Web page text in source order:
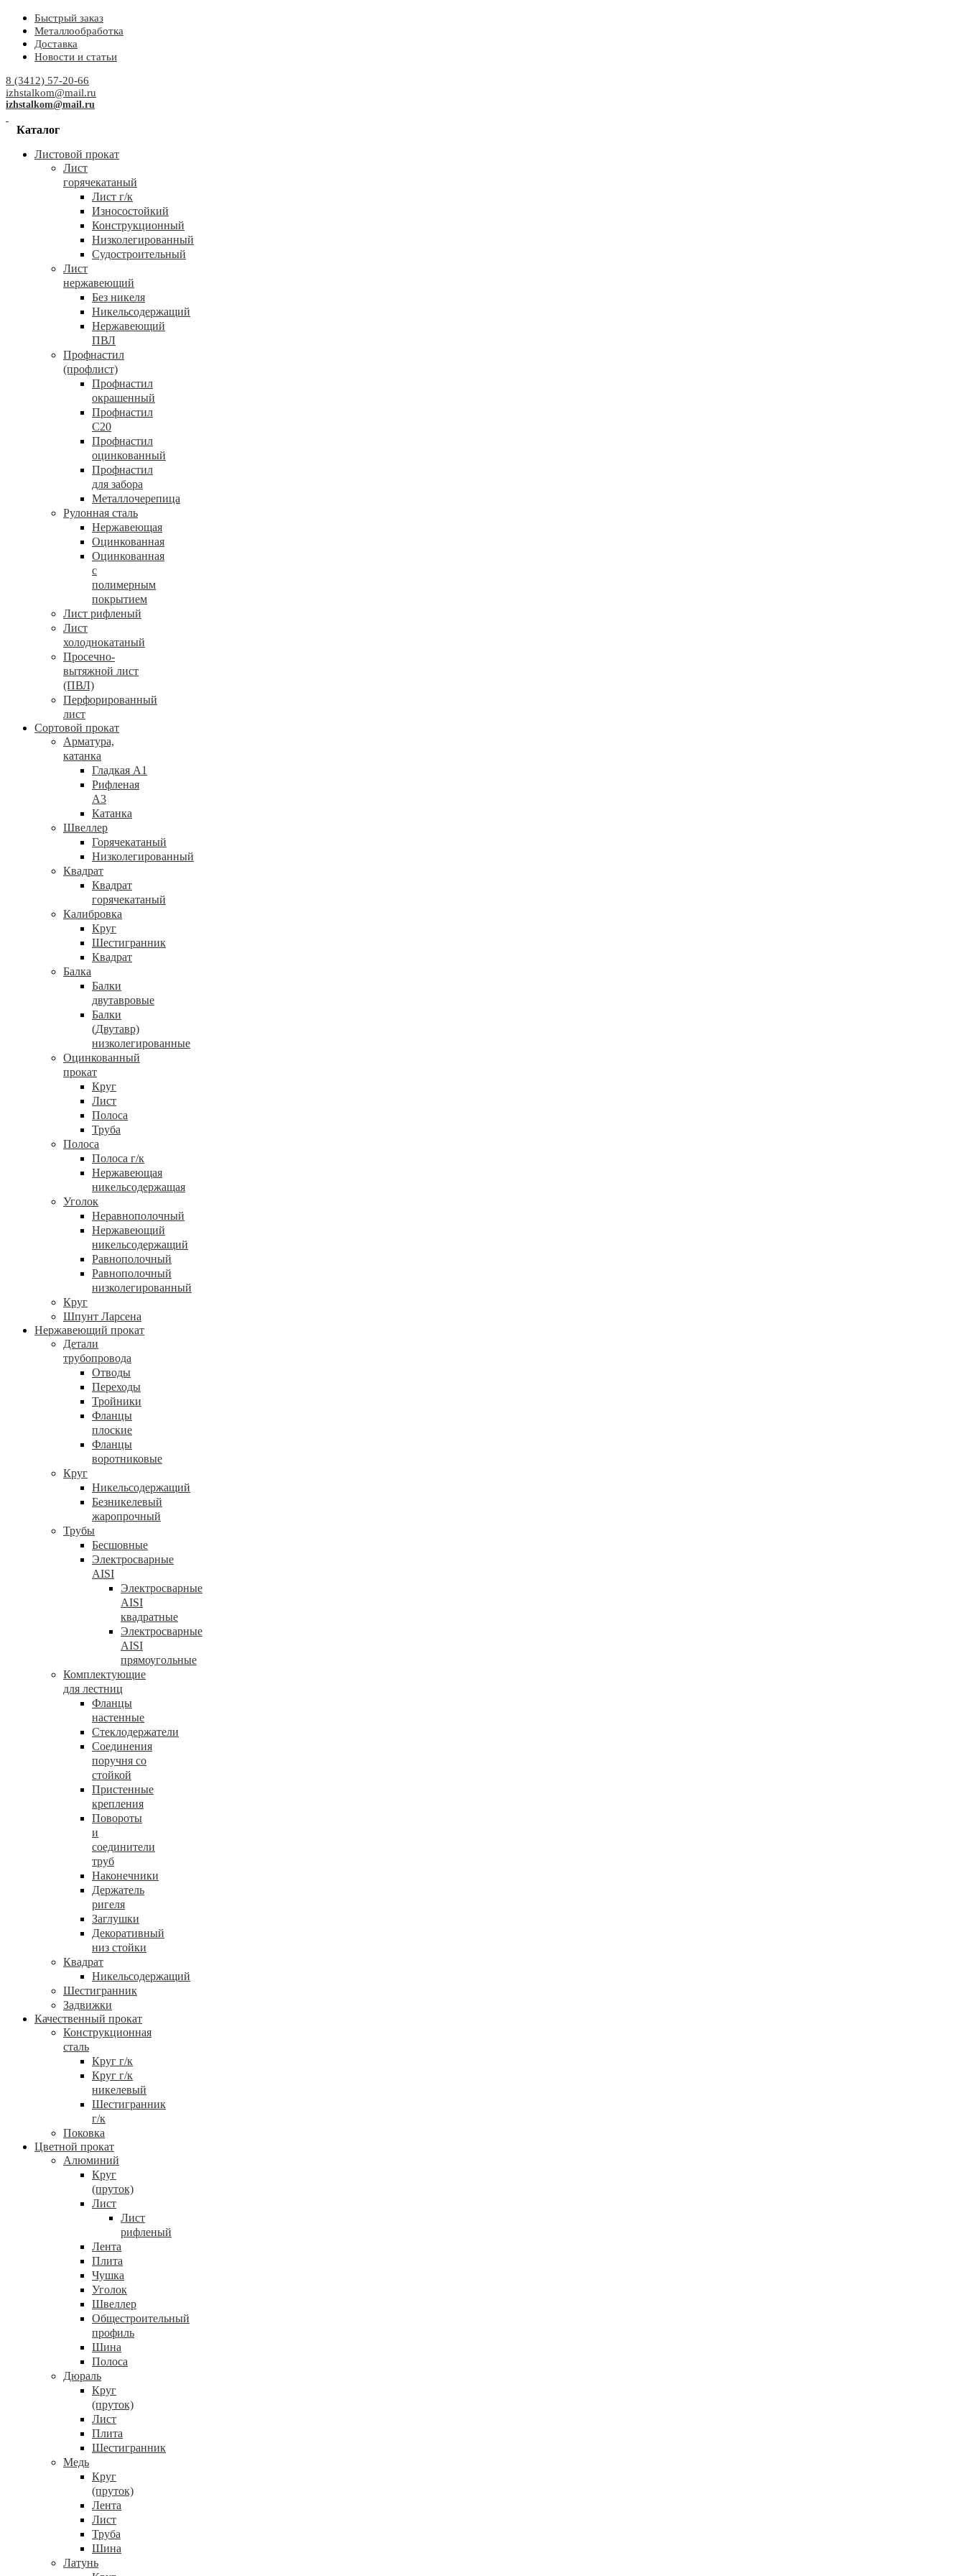
Быстрый заказ
Металлообработка
Доставка
Новости и статьи
8 (3412) 57-20-66
izhstalkom@mail.ru
izhstalkom@mail.ru
Каталог
Листовой прокат
Лист
горячекатаный
Лист г/к
Износостойкий
Конструкционный
Низколегированный
Судостроительный
Лист
нержавеющий
Без никеля
Никельсодержащий
Нержавеющий
ПВЛ
Профнастил
(профлист)
Профнастил
окрашенный
Профнастил
С20
Профнастил
оцинкованный
Профнастил
для забора
Металлочерепица
Рулонная сталь
Нержавеющая
Оцинкованная
Оцинкованная
с
полимерным
покрытием
Лист рифленый
Лист
холоднокатаный
Просечно-
вытяжной лист
(ПВЛ)
Перфорированный
лист
Сортовой прокат
Арматура,
катанка
Гладкая А1
Рифленая
А3
Катанка
Швеллер
Горячекатаный
Низколегированный
Квадрат
Квадрат
горячекатаный
Калибровка
Круг
Шестигранник
Квадрат
Балка
Балки
двутавровые
Балки
(Двутавр)
низколегированные
Оцинкованный
прокат
Круг
Лист
Полоса
Труба
Полоса
Полоса г/к
Нержавеющая
никельсодержащая
Уголок
Неравнополочный
Нержавеющий
никельсодержащий
Равнополочный
Равнополочный
низколегированный
Круг
Шпунт Ларсена
Нержавеющий прокат
Детали
трубопровода
Отводы
Переходы
Тройники
Фланцы
плоские
Фланцы
воротниковые
Круг
Никельсодержащий
Безникелевый
жаропрочный
Трубы
Бесшовные
Электросварные
AISI
Электросварные
AISI
квадратные
Электросварные
AISI
прямоугольные
Комплектующие
для лестниц
Фланцы
настенные
Стеклодержатели
Соединения
поручня со
стойкой
Пристенные
крепления
Повороты
и
соединители
труб
Наконечники
Держатель
ригеля
Заглушки
Декоративный
низ стойки
Квадрат
Никельсодержащий
Шестигранник
Задвижки
Качественный прокат
Конструкционная
сталь
Круг г/к
Круг г/к
никелевый
Шестигранник
г/к
Поковка
Цветной прокат
Алюминий
Круг
(пруток)
Лист
Лист
рифленый
Лента
Плита
Чушка
Уголок
Швеллер
Общестроительный
профиль
Шина
Полоса
Дюраль
Круг
(пруток)
Лист
Плита
Шестигранник
Медь
Круг
(пруток)
Лента
Лист
Труба
Шина
Латунь